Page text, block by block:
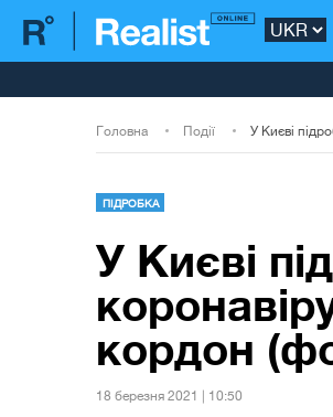
Головна Події
ПІДРОБКА
У Києві
кордон
18 березня 2021 | 10:50